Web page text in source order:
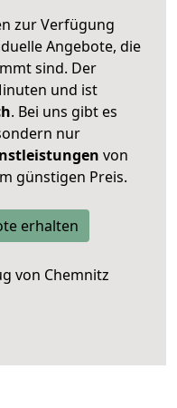
zur Verfügung
Angebote, die
sind. Der
und ist
. Bei uns gibt es
nur
von
günstigen Preis.
erhalten